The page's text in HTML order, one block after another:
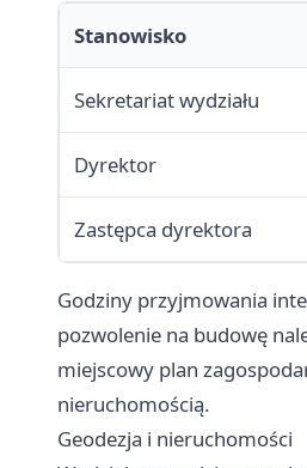
Stanowisko
Sekretariat wydziału
Dyrektor
Zastępca dyrektora
Godziny przyjmowania
pozwolenie na budowę
miejscowy plan
nieruchomością.
Geodezja i nieruchomości